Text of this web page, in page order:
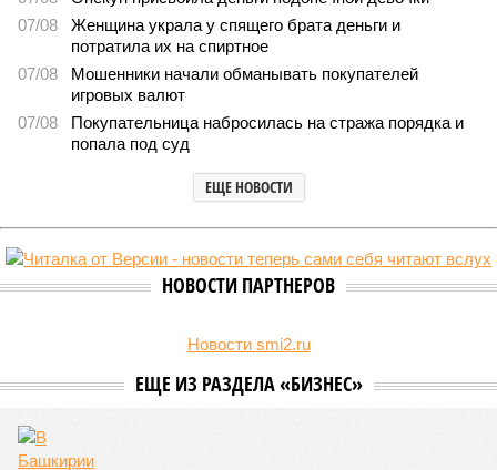
07/08
Женщина украла у спящего брата деньги и
потратила их на спиртное
07/08
Мошенники начали обманывать покупателей
игровых валют
07/08
Покупательница набросилась на стража порядка и
попала под суд
ЕЩЕ НОВОСТИ
НОВОСТИ ПАРТНЕРОВ
Новости smi2.ru
ЕЩЕ ИЗ РАЗДЕЛА «БИЗНЕС»